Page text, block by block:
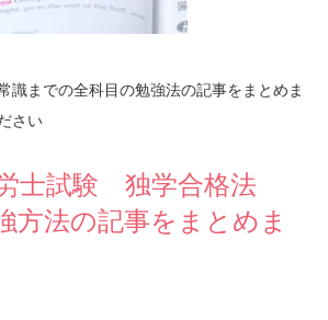
識までの全科目の勉強法の記事をまとめま
さい
士試験 独学合格法
方法の記事をまとめま